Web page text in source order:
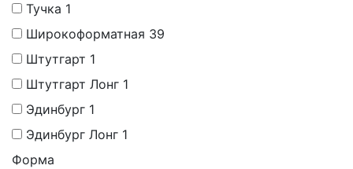
Тучка 1
Широкоформатная 39
Штутгарт 1
Штутгарт Лонг 1
Эдинбург 1
Эдинбург Лонг 1
Форма